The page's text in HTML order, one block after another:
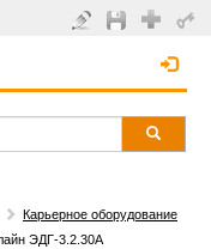
Карьерное оборудование
ЭДГ-3.2.30А